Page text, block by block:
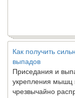
Как получить
выпадов
Приседания и
укрепления мышц
чрезвычайно
безопасным